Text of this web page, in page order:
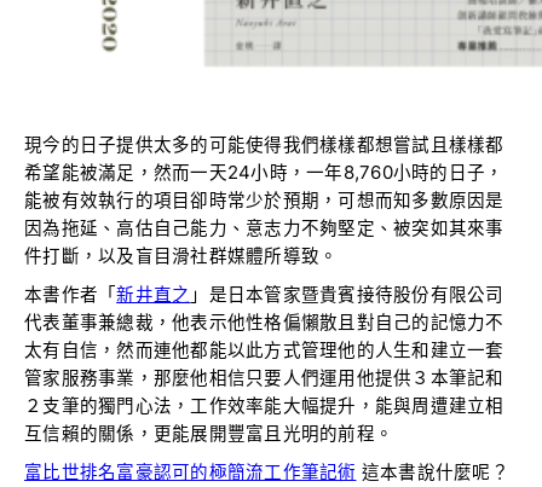
現今的日子提供太多的可能使得我們樣樣都想嘗試且樣樣都
希望能被滿足，然而一天24小時，一年8,760小時的日子，
能被有效執行的項目卻時常少於預期，可想而知多數原因是
因為拖延、高估自己能力、意志力不夠堅定、被突如其來事
件打斷，以及盲目滑社群媒體所導致。
本書作者「新井直之 」是日本管家暨貴賓接待股份有限公司
代表董事兼總裁，他表示他性格偏懶散且對自己的記憶力不
太有自信，然而連他都能以此方式管理他的人生和建立一套
管家服務事業，那麼他相信只要人們運用他提供３本筆記和
２支筆的獨門心法，工作效率能大幅提升，能與周遭建立相
互信賴的關係，更能展開豐富且光明的前程。
富比世排名富豪認可的極簡流工作筆記術 這本書說什麼呢？